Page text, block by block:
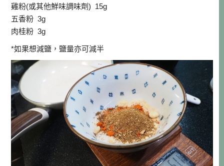
雞粉(或其他鮮味調味劑) 15g
五香粉 3g
肉桂粉 3g
*如果想減鹽，鹽量亦可減半